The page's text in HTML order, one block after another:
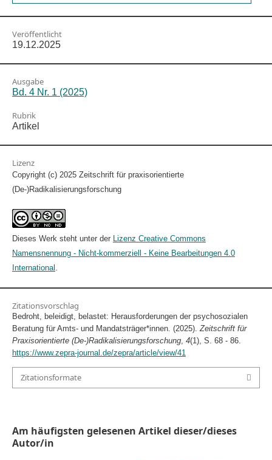
Veröffentlicht
19.12.2025
Ausgabe
Bd. 4 Nr. 1 (2025)
Rubrik
Artikel
Lizenz
Copyright (c) 2025 Zeitschrift für praxisorientierte
(De-)Radikalisierungsforschung
Dieses Werk steht unter der Lizenz Creative Commons
Namensnennung - Nicht-kommerziell - Keine Bearbeitungen 4.0
International .
Zitationsvorschlag
Bedroht, beleidigt, belastet: Herausforderungen der psychosozialen
Beratung für Amts- und Mandatsträger*innen. (2025).Zeitschrift für
Praxisorientierte (De-)Radikalisierungsforschung, 4(1), S. 68 - 86.
https://www.zepra-journal.de/zepra/article/view/41
Zitationsformate
Am häufigsten gelesenen Artikel dieser/dieses
Autor/in